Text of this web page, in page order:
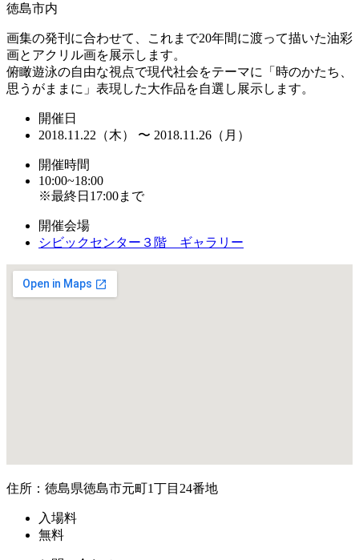
徳島市内
画集の発刊に合わせて、これまで20年間に渡って描いた油彩
画とアクリル画を展示します。
俯瞰遊泳の自由な視点で現代社会をテーマに「時のかたち、
思うがままに」表現した大作品を自選し展示します。
開催日
2018.11.22（木） 〜 2018.11.26（月）
開催時間
10:00~18:00
※最終日17:00まで
開催会場
シビックセンター３階 ギャラリー
住所：徳島県徳島市元町1丁目24番地
入場料
無料